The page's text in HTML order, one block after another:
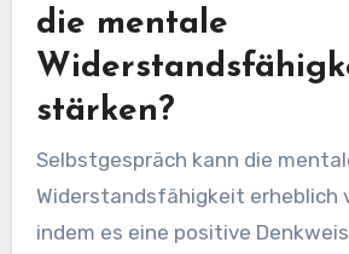
die mentale
stärken?
Selbstgespräch kann die
Widerstandsfähigkeit erheblich
indem es eine positive